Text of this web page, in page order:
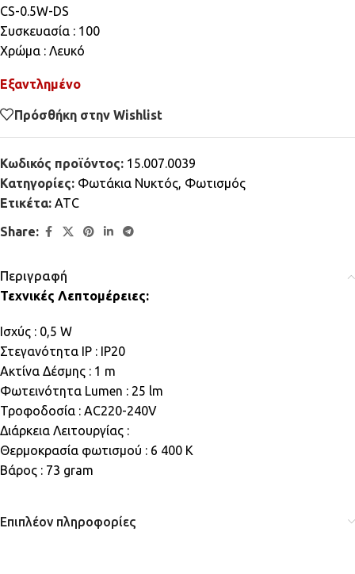
CS-0.5W-DS
Συσκευασία : 100
Χρώμα : Λευκό
Εξαντλημένο
Πρόσθήκη στην Wishlist
Κωδικός προϊόντος: 15.007.0039
Κατηγορίες: Φωτάκια Νυκτός, Φωτισμός
Ετικέτα: ATC
Share:
Περιγραφή
Τεχνικές Λεπτομέρειες:
Ισχύς : 0,5 W
Στεγανότητα IP : IP20
Ακτίνα Δέσμης : 1 m
Φωτεινότητα Lumen : 25 lm
Τροφοδοσία : AC220-240V
Διάρκεια Λειτουργίας :
Θερμοκρασία φωτισμού : 6 400 K
Βάρος : 73 gram
Επιπλέον πληροφορίες